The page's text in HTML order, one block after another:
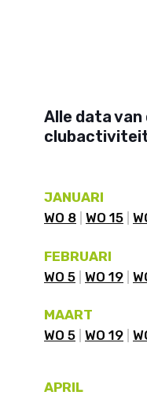
Alle data van
JANUARI
WO 8 WO 15
FEBRUARI
WO 5 WO 19
MAART
WO 5 WO 19
APRIL